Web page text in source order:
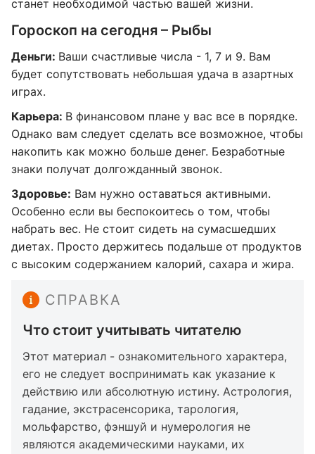
станет необходимой частью вашей жизни.
Гороскоп на сегодня – Рыбы
Деньги: Ваши счастливые числа - 1, 7 и 9. Вам
будет сопутствовать небольшая удача в азартных
играх.
Карьера: В финансовом плане у вас все в порядке.
Однако вам следует сделать все возможное, чтобы
накопить как можно больше денег. Безработные
знаки получат долгожданный звонок.
Здоровье: Вам нужно оставаться активными.
Особенно если вы беспокоитесь о том, чтобы
набрать вес. Не стоит сидеть на сумасшедших
диетах. Просто держитесь подальше от продуктов
с высоким содержанием калорий, сахара и жира.
СПРАВКА
Что стоит учитывать читателю
Этот материал - ознакомительного характера,
его не следует воспринимать как указание к
действию или абсолютную истину. Астрология,
гадание, экстрасенсорика, тарология,
мольфарство, фэншуй и нумерология не
являются академическими науками, их